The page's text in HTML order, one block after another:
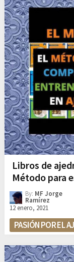
Libros de
Método para
By: MF Jorge
Ramírez
12 enero, 2021
PASIÓN POR EL